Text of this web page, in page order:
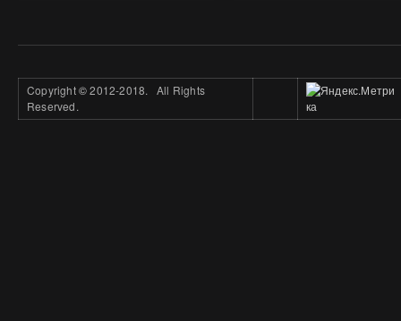
Copyright©2012-2018. All Rights
Reserved.